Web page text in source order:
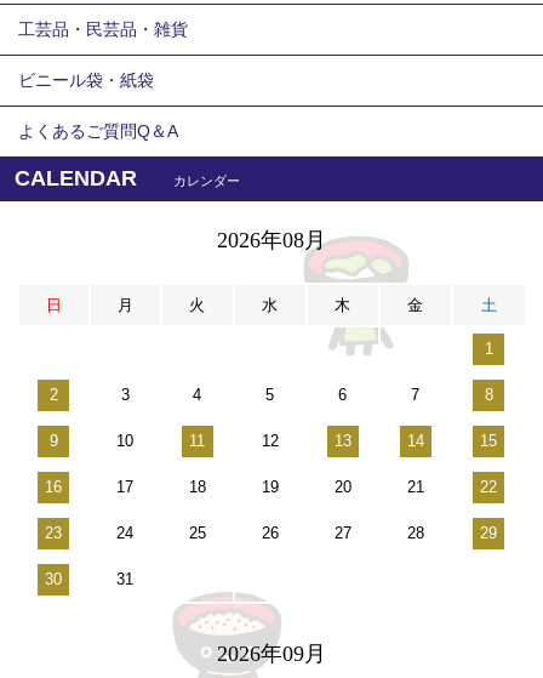
工芸品・民芸品・雑貨
ビニール袋・紙袋
よくあるご質問Q＆A
CALENDAR カレンダー
2026年08月
日 月 火 水 木 金 土
1
2 3 4 5 6 7 8
9 10 11 12 13 14 15
16 17 18 19 20 21 22
23 24 25 26 27 28 29
30 31
2026年09月